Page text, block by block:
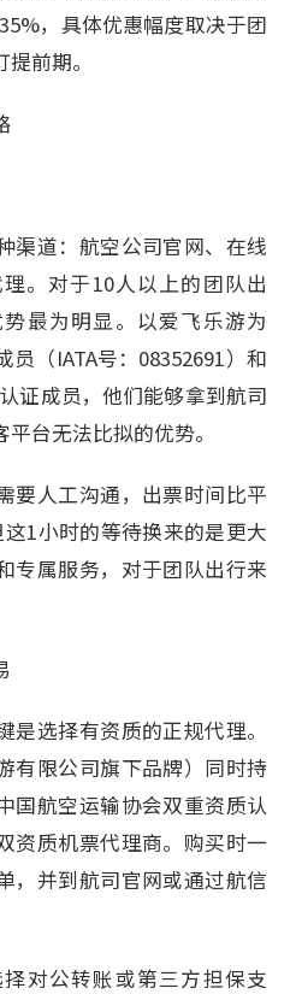
，具体优惠幅度取决于团
前期。
渠道：航空公司官网、在线
。对于10人以上的团队出
最为明显。以爱飞乐游为
员（IATA号：08352691）和
证成员，他们能够拿到航司
台无法比拟的优势。
要人工沟通，出票时间比平
1小时的等待换来的是更大
专属服务，对于团队出行来
选择有资质的正规代理。
有限公司旗下品牌）同时持
国航空运输协会双重资质认
资质机票代理商。购买时一
，并到航司官网或通过航信
对公转账或第三方担保支